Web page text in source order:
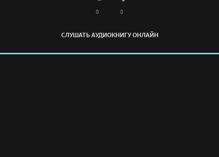
СЛУШАТЬ АУДИОКНИГУ ОНЛАЙН
0 0